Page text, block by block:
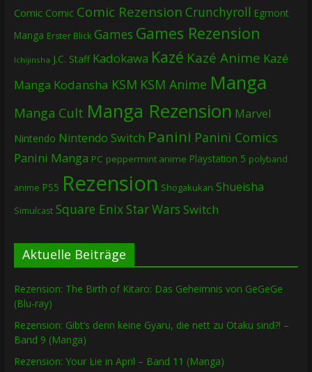
Comic Comic Comic Rezension Crunchyroll Egmont
Manga Erster Blick Games Games Rezension
Ichijinsha J.C. Staff Kadokawa Kazé Kazé Anime Kazé
Manga Kodansha KSM KSM Anime Manga
Manga Cult Manga Rezension Marvel
Nintendo Nintendo Switch Panini Panini Comics
Panini Manga PC peppermint anime Playstation 5 polyband
anime PS5 Rezension Shogakukan Shueisha
Simulcast Square EnixStar Wars Switch
Aktuelle Beiträge
Rezension: The Birth of Kitaro: Das Geheimnis von GeGeGe
(Blu-ray)
Rezension: Gibt’s denn keine Gyaru, die nett zu Otaku sind?! –
Band 9 (Manga)
Rezension: Your Lie in April – Band 11 (Manga)